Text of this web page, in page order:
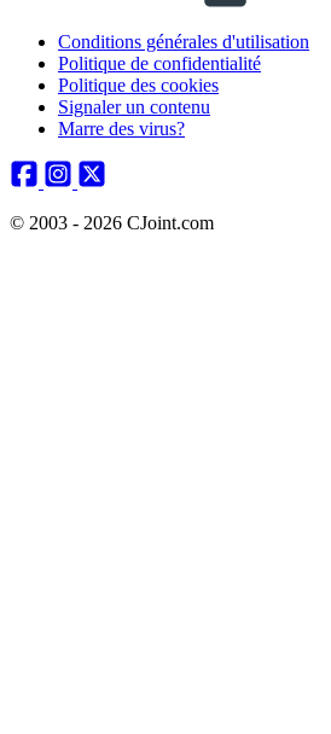
Conditions générales d'utilisation
Politique de confidentialité
Politique des cookies
Signaler un contenu
Marre des virus?
© 2003 - 2026 CJoint.com